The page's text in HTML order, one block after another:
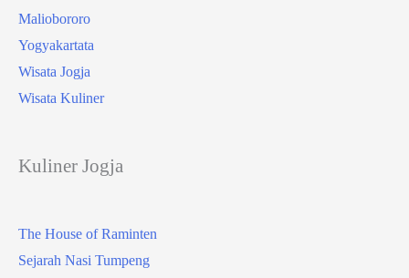
Maliobororo
Yogyakartata
Wisata Jogja
Wisata Kuliner
Kuliner Jogja
The House of Raminten
Sejarah Nasi Tumpeng